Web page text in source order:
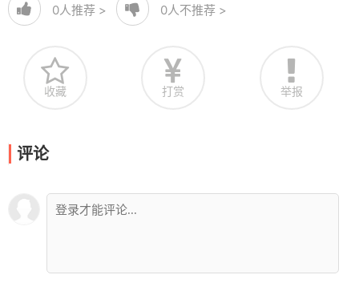
0人推荐 > 0人不推荐 >
收藏 打赏 举报
评论